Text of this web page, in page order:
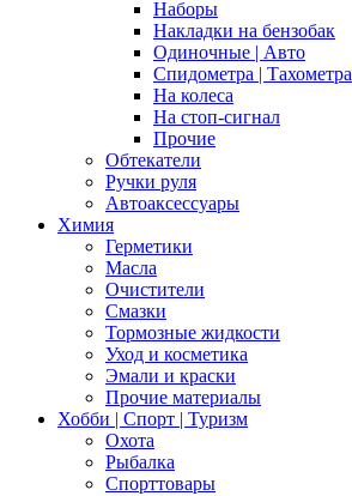
Наборы
Накладки на бензобак
Одиночные | Авто
Спидометра | Тахометра
На колеса
На стоп-сигнал
Прочие
Обтекатели
Ручки руля
Автоаксессуары
Химия
Герметики
Масла
Очистители
Смазки
Тормозные жидкости
Уход и косметика
Эмали и краски
Прочие материалы
Хобби | Cпорт | Туризм
Охота
Рыбалка
Спорттовары